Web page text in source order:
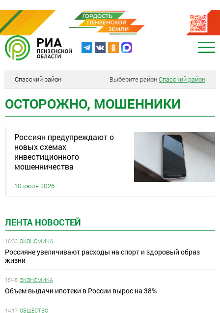
Спасский район Выберите районСпасский район
ЛЕНТА НОВОСТЕЙ
16:33 ЭКОНОМИКА
Россияне увеличивают расходы на спорт и здоровый образ
жизни
15:45 ЭКОНОМИКА
Объем выдачи ипотеки в России вырос на 38%
14:17 ОБЩЕСТВО
ОСТОРОЖНО, МОШЕННИКИ
Россиян предупреждают о
новых схемах
инвестиционного
мошенничества
10 июля 2026